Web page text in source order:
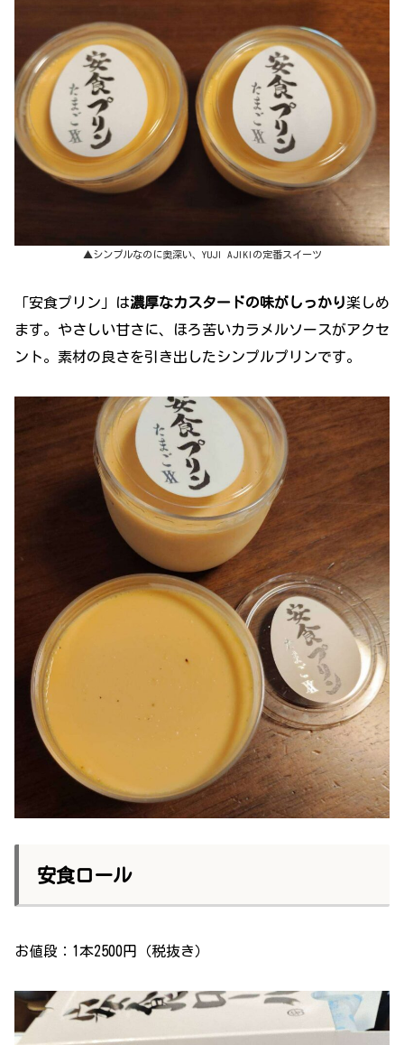
▲シンプルなのに奥深い、YUJI AJIKIの定番スイーツ
「安食プリン」は濃厚なカスタードの味がしっかり楽しめ
ます。やさしい甘さに、ほろ苦いカラメルソースがアクセ
ント。素材の良さを引き出したシンプルプリンです。
安食ロール
お値段：1本2500円（税抜き）